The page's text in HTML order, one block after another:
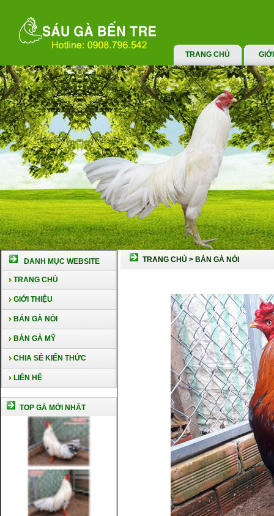
TRANG CHỦ
DANH MỤC WEBSITE
TRANG CHỦ
GIỚI THIỆU
BÁN GÀ NÒI
BÁN GÀ MỸ
CHIA SẺ KIẾN THỨC
LIÊN HỆ
TOP GÀ MỚI NHẤT
TRANG CHỦ > BÁN GÀ NÒI